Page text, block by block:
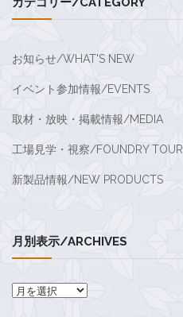
お知らせ/WHAT'S NEW
イベント参加情報/EVENTS
取材・放映・掲載情報/MEDIA
工場見学・視察/FOUNDRY TOUR
新製品情報/NEW PRODUCTS
月別表示/ARCHIVES
月